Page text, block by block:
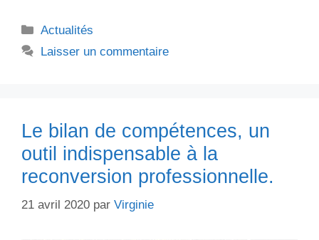
Catégories
Actualités
Laisser un commentaire
Le bilan de compétences, un
outil indispensable à la
reconversion professionnelle.
21 avril 2020 par Virginie